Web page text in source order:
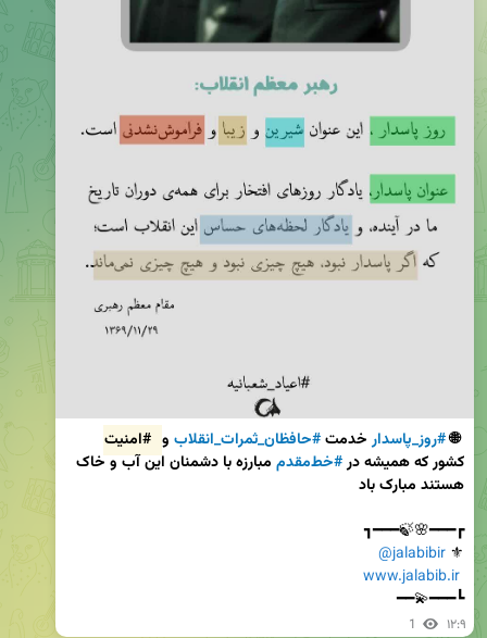
🌐 #روز_پاسدار خدمت #حافظان_ثمرات_انقلاب و #امنیت
کشور که همیشه در #خط‌مقدم
هستند مبارک باد
⚜
@jalabibir
www.jalabib.ir
┗━━━💫━━
1 ۱۲:۹